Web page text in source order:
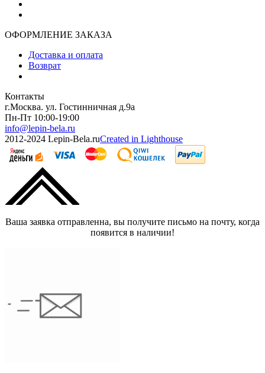
ОФОРМЛЕНИЕ ЗАКАЗА
Доставка и оплата
Возврат
Контакты
г.Москва. ул. Гостинничная д.9а
Пн-Пт 10:00-19:00
info@lepin-bela.ru
2012-2024 Lepin-Bela.ruCreated in Lighthouse
Ваша заявка отправленна, вы получите письмо на почту, когда
появится в наличии!